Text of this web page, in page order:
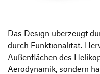
Das Design überzeugt
durch Funktionalität.
Außenflächen des
Aerodynamik, sondern